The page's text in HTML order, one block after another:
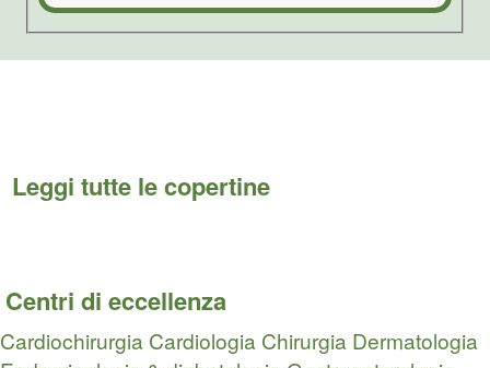
Leggi tutte le copertine
Centri di eccellenza
Cardiochirurgia Cardiologia Chirurgia Dermatologia